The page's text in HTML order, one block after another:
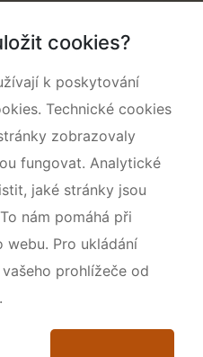
cookies?
k poskytování
Technické cookies
zobrazovaly
fungovat. Analytické
jaké stránky jsou
nám pomáhá při
webu. Pro ukládání
prohlížeče od